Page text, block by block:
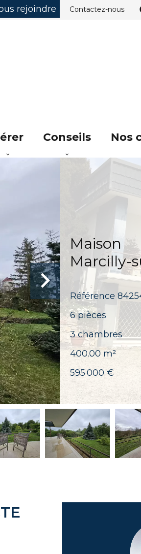
rejoindre Contactez-nous
Conseils Nos
Maison
Marcilly-
Référence
6 pièces
3 chambres
400.00 m²
595 000 €